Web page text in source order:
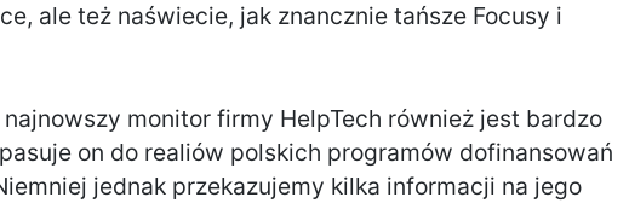
ale też naświecie, jak znancznie tańsze Focusy i
monitor firmy HelpTech również jest bardzo
on do realiów polskich programów dofinansowań
jednak przekazujemy kilka informacji na jego